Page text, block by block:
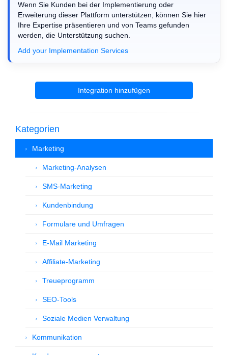
Wenn Sie Kunden bei der Implementierung oder
Erweiterung dieser Plattform unterstützen, können Sie hier
Ihre Expertise präsentieren und von Teams gefunden
werden, die Unterstützung suchen.
Add your Implementation Services
Integration hinzufügen
Kategorien
Marketing
Marketing-Analysen
SMS-Marketing
Kundenbindung
Formulare und Umfragen
E-Mail Marketing
Affiliate-Marketing
Treueprogramm
SEO-Tools
Soziale Medien Verwaltung
Kommunikation